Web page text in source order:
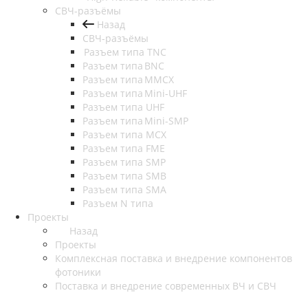
СВЧ-разъёмы
Назад
СВЧ-разъёмы
Разъем типа TNC
Разъем типа BNC
Разъем типа MMCX
Разъем типа Mini-UHF
Разъем типа UHF
Разъем типа Mini-SMP
Разъем типа MCX
Разъем типа FME
Разъем типа SMP
Разъем типа SMB
Разъем типа SMA
Разъем N типа
Проекты
Назад
Проекты
Комплексная поставка и внедрение компонентов
фотоники
Поставка и внедрение современных ВЧ и СВЧ